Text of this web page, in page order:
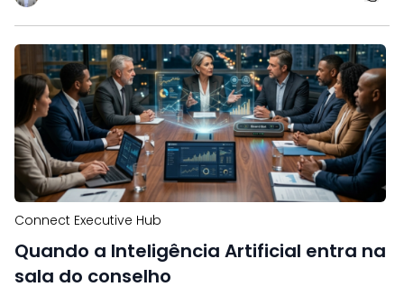
Connect Executive Hub
Quando a Inteligência Artificial entra na
sala do conselho